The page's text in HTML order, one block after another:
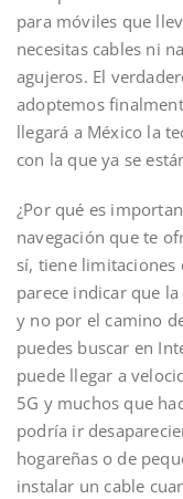
para móviles que
necesitas cables ni
agujeros. El
adoptemos
llegará a México la
con la que ya se
¿Por qué es
navegación que te
sí, tiene limitaciones
parece indicar que
y no por el camino
puedes buscar en
puede llegar a
5G y muchos que
podría ir
hogareñas o de
instalar un cable